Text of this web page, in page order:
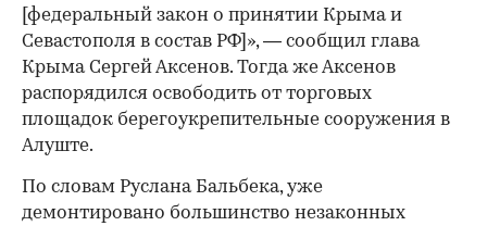
[федеральный закон о принятии Крыма и
Севастополя в состав РФ]», — сообщил глава
Крыма Сергей Аксенов. Тогда же Аксенов
распорядился освободить от торговых
площадок берегоукрепительные сооружения в
Алуште.
По словам Руслана Бальбека, уже
демонтировано большинство незаконных